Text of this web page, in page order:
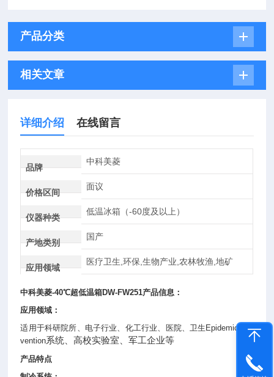
产品分类
相关文章
详细介绍 在线留言
品牌
中科美菱
价格区间
面议
仪器种类
低温冰箱（-60度及以上）
产地类别
国产
应用领域
医疗卫生,环保,生物产业,农林牧渔,地矿
中科美菱-40℃超低温箱DW-FW251产品信息：
应用领域：
适用于科研院所、电子行业、化工行业、医院、卫生Epidemic Pre
vention系统、高校实验室、军工企业等
产品特点